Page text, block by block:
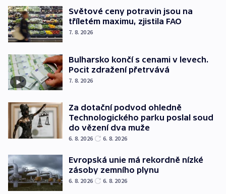
Světové ceny potravin jsou na
tříletém maximu, zjistila FAO
7. 8. 2026
Bulharsko končí s cenami v levech.
Pocit zdražení přetrvává
7. 8. 2026
Za dotační podvod ohledně
Technologického parku poslal soud
do vězení dva muže
6. 8. 2026 6. 8. 2026
Evropská unie má rekordně nízké
zásoby zemního plynu
6. 8. 2026 6. 8. 2026